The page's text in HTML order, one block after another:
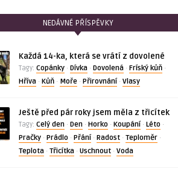
NEDÁVNÉ PŘÍSPĚVKY
Každá 14-ka, která se vrátí z dovolené
Tagy: Copánky · Dívka · Dovolená · Fríský kůň ·
Hříva · Kůň · Moře · Přirovnání· Vlasy
Ještě před pár roky jsem měla z třicítek
Tagy: Celý den · Den · Horko · Koupání· Léto ·
Pračky · Prádlo · Přání· Radost · Teploměr ·
Teplota · Třicítka · Uschnout · Voda